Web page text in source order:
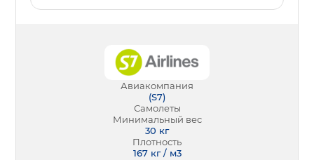
Авиакомпания
(S7)
Самолеты
Минимальный вес
30 кг
Плотность
167 кг / м3